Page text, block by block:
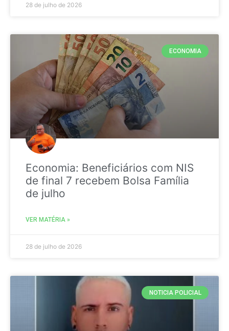
28 de julho de 2026
ECONOMIA
Economia: Beneficiários com NIS
de final 7 recebem Bolsa Família
de julho
VER MATÉRIA »
28 de julho de 2026
NOTICIA POLICIAL